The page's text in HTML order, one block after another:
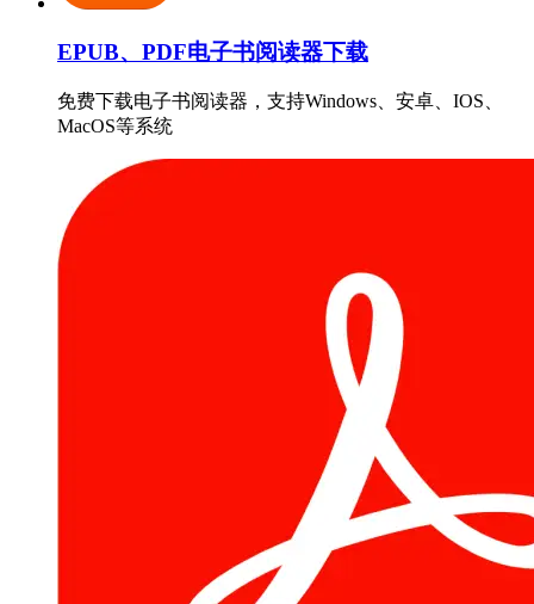
EPUB、PDF电子书阅读器下载
免费下载电子书阅读器，支持Windows、安卓、IOS、
MacOS等系统